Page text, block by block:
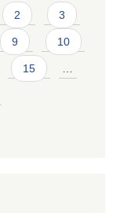
2 3
9 10
15